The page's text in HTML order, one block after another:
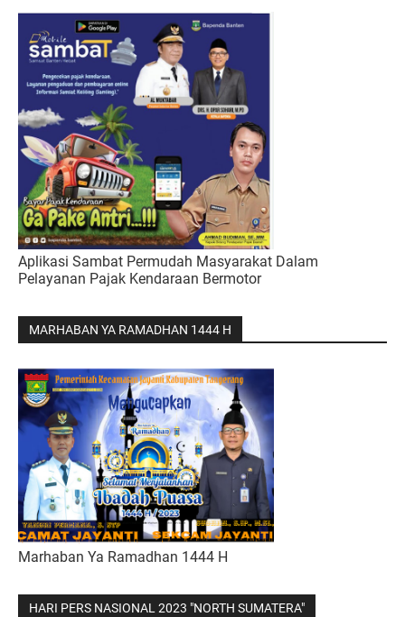
Aplikasi Sambat Permudah Masyarakat Dalam
Pelayanan Pajak Kendaraan Bermotor
MARHABAN YA RAMADHAN 1444 H
Marhaban Ya Ramadhan 1444 H
HARI PERS NASIONAL 2023 "NORTH SUMATERA"